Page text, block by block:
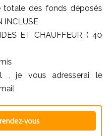
totale des fonds déposés
INCLUSE
ET CHAUFFEUR ( 40
, je vous adresserai le
vous